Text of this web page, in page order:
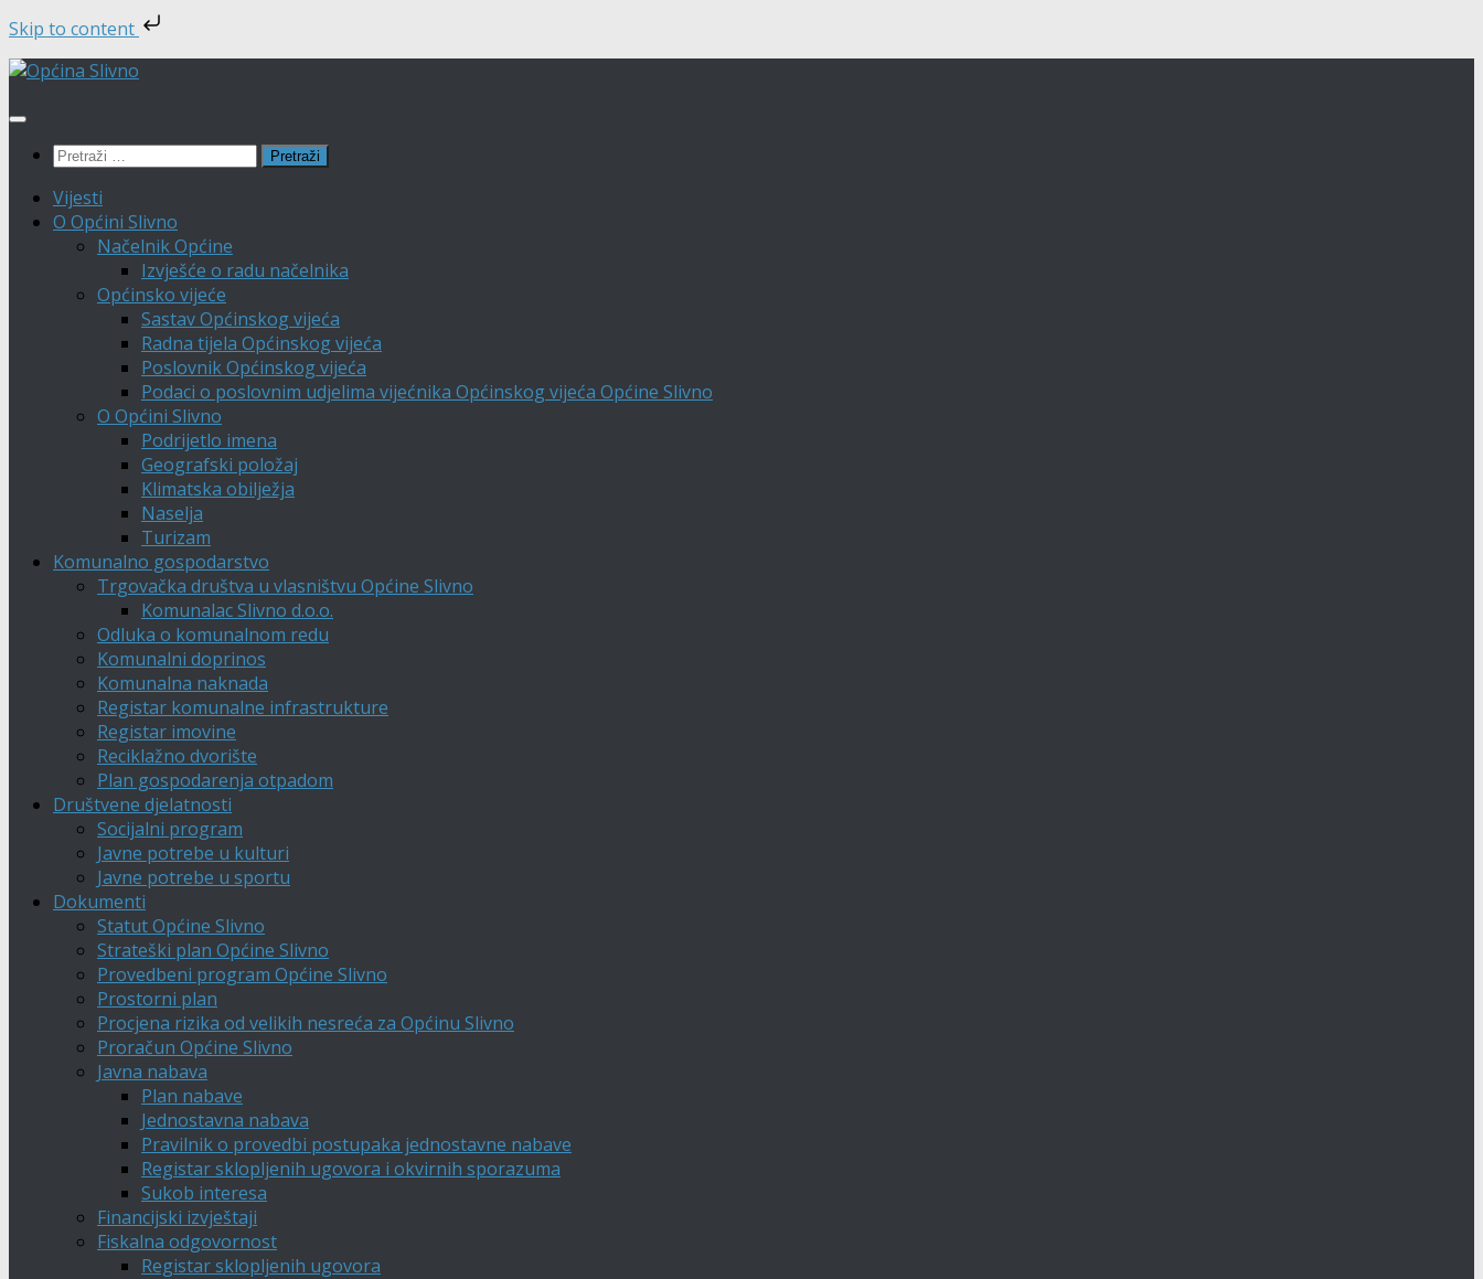
Skip to content
Skip
content
Pretraži:
Vijesti
O Općini Slivno
Načelnik Općine
Izvješće o radu načelnika
Općinsko vijeće
Sastav Općinskog vijeća
Radna tijela Općinskog vijeća
Poslovnik Općinskog vijeća
Podaci o poslovnim udjelima vijećnika Općinskog vijeća Općine Slivno
O Općini Slivno
Podrijetlo imena
Geografski položaj
Klimatska obilježja
Naselja
Turizam
Komunalno gospodarstvo
Trgovačka društva u vlasništvu Općine Slivno
Komunalac Slivno d.o.o.
Odluka o komunalnom redu
Komunalni doprinos
Komunalna naknada
Registar komunalne infrastrukture
Registar imovine
Reciklažno dvorište
Plan gospodarenja otpadom
Društvene djelatnosti
Socijalni program
Javne potrebe u kulturi
Javne potrebe u sportu
Dokumenti
Statut Općine Slivno
Strateški plan Općine Slivno
Provedbeni program Općine Slivno
Prostorni plan
Procjena rizika od velikih nesreća za Općinu Slivno
Proračun Općine Slivno
Javna nabava
Plan nabave
Jednostavna nabava
Pravilnik o provedbi postupaka jednostavne nabave
Registar sklopljenih ugovora i okvirnih sporazuma
Sukob interesa
Financijski izvještaji
Fiskalna odgovornost
Registar sklopljenih ugovora